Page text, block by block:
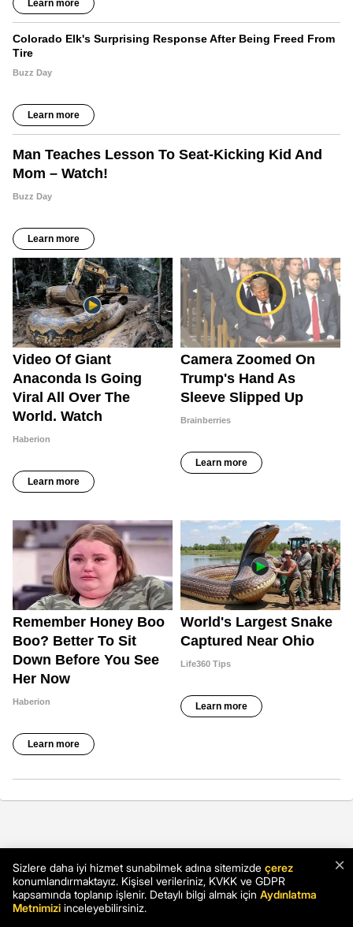
×
Sizlere daha iyi hizmet sunabilmek adına sitemizde çerez
konumlandırmaktayız. Kişisel verileriniz, KVKK ve GDPR
kapsamında toplanıp işlenir. Detaylı bilgi almak için Aydınlatma
Metnimizi inceleyebilirsiniz.